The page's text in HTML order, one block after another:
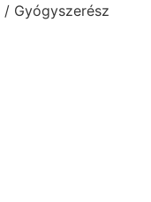
/ Gyógyszerész